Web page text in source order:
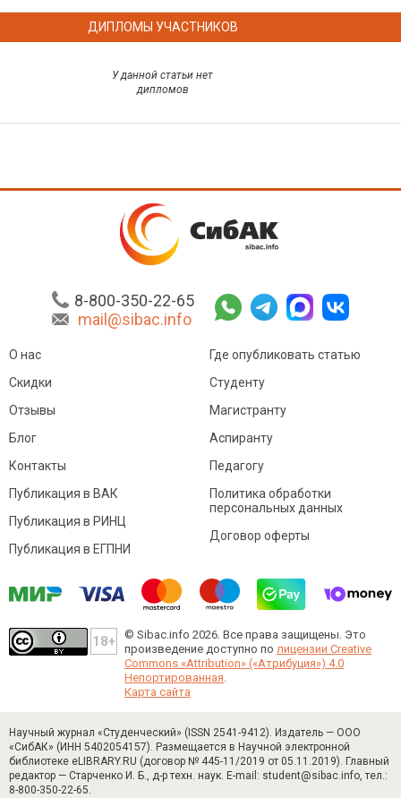
ДИПЛОМЫ УЧАСТНИКОВ
У данной статьи нет
дипломов
8-800-350-22-65
mail@sibac.info
О нас
Скидки
Отзывы
Блог
Контакты
Где опубликовать статью
Студенту
Магистранту
Аспиранту
Педагогу
Публикация в ВАК
Публикация в РИНЦ
Публикация в ЕГПНИ
Политика обработки
персональных данных
Договор оферты
© Sibac.info 2026. Все права защищены. Это
произведение доступно по лицензии Creative
Commons «Attribution» («Атрибуция») 4.0
Непортированная.
Карта сайта
Научный журнал «Студенческий» (ISSN 2541-9412). Издатель — ООО
«СибАК» (ИНН 5402054157). Размещается в Научной электронной
библиотеке eLIBRARY.RU (договор № 445-11/2019 от 05.11.2019). Главный
редактор — Старченко И. Б., д-р техн. наук. E-mail: student@sibac.info, тел.:
8-800-350-22-65.